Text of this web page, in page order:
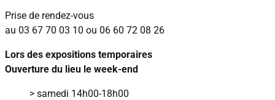
Prise de rendez‑vous
au 03 67 70 03 10 ou 06 60 72 08 26
Lors des expositions temporaires
Ouverture du lieu le week‑end
> samedi 14h00‑18h00